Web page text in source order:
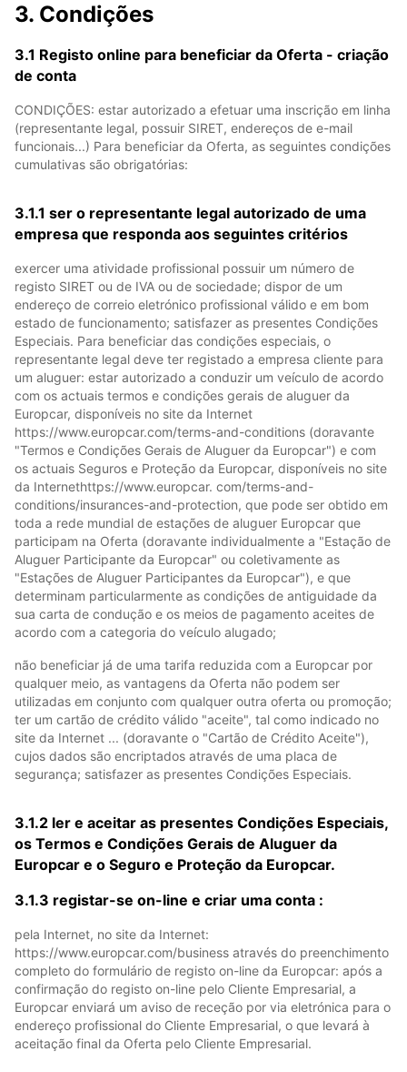
3. Condições
3.1 Registo online para beneficiar da Oferta - criação
de conta
CONDIÇÕES: estar autorizado a efetuar uma inscrição em linha
(representante legal, possuir SIRET, endereços de e-mail
funcionais...) Para beneficiar da Oferta, as seguintes condições
cumulativas são obrigatórias:
3.1.1 ser o representante legal autorizado de uma
empresa que responda aos seguintes critérios
exercer uma atividade profissional possuir um número de
registo SIRET ou de IVA ou de sociedade; dispor de um
endereço de correio eletrónico profissional válido e em bom
estado de funcionamento; satisfazer as presentes Condições
Especiais. Para beneficiar das condições especiais, o
representante legal deve ter registado a empresa cliente para
um aluguer: estar autorizado a conduzir um veículo de acordo
com os actuais termos e condições gerais de aluguer da
Europcar, disponíveis no site da Internet
https://www.europcar.com/terms-and-conditions (doravante
"Termos e Condições Gerais de Aluguer da Europcar") e com
os actuais Seguros e Proteção da Europcar, disponíveis no site
da Internethttps://www.europcar. com/terms-and-
conditions/insurances-and-protection, que pode ser obtido em
toda a rede mundial de estações de aluguer Europcar que
participam na Oferta (doravante individualmente a "Estação de
Aluguer Participante da Europcar" ou coletivamente as
"Estações de Aluguer Participantes da Europcar"), e que
determinam particularmente as condições de antiguidade da
sua carta de condução e os meios de pagamento aceites de
acordo com a categoria do veículo alugado;
não beneficiar já de uma tarifa reduzida com a Europcar por
qualquer meio, as vantagens da Oferta não podem ser
utilizadas em conjunto com qualquer outra oferta ou promoção;
ter um cartão de crédito válido "aceite", tal como indicado no
site da Internet ... (doravante o "Cartão de Crédito Aceite"),
cujos dados são encriptados através de uma placa de
segurança; satisfazer as presentes Condições Especiais.
3.1.2 ler e aceitar as presentes Condições Especiais,
os Termos e Condições Gerais de Aluguer da
Europcar e o Seguro e Proteção da Europcar.
3.1.3 registar-se on-line e criar uma conta :
pela Internet, no site da Internet:
https://www.europcar.com/business através do preenchimento
completo do formulário de registo on-line da Europcar: após a
confirmação do registo on-line pelo Cliente Empresarial, a
Europcar enviará um aviso de receção por via eletrónica para o
endereço profissional do Cliente Empresarial, o que levará à
aceitação final da Oferta pelo Cliente Empresarial.